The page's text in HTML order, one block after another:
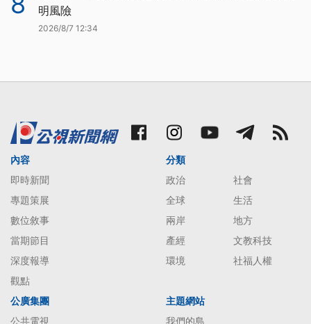
明風險
2026/8/7 12:34
內容
即時新聞
專題策展
數位敘事
當期節目
深度報導
觀點
分類
政治
社會
全球
生活
兩岸
地方
產經
文教科技
環境
社福人權
公廣集團
公共電視
主題網站
我們的島